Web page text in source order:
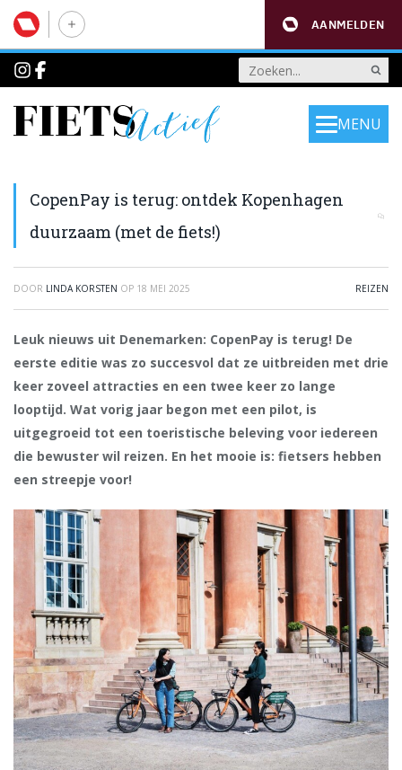
AANMELDEN
MENU
CopenPay is terug: ontdek Kopenhagen
duurzaam (met de fiets!)
DOOR LINDA KORSTEN OP 18 MEI 2025 REIZEN
Leuk nieuws uit Denemarken: CopenPay is terug! De
eerste editie was zo succesvol dat ze uitbreiden met drie
keer zoveel attracties en een twee keer zo lange
looptijd. Wat vorig jaar begon met een pilot, is
uitgegroeid tot een toeristische beleving voor iedereen
die bewuster wil reizen. En het mooie is: fietsers hebben
een streepje voor!